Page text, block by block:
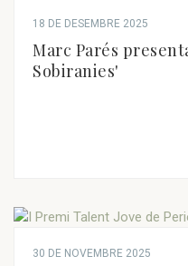
18 DE DESEMBRE 2025
Marc Parés
Sobiranies'
30 DE NOVEMBRE 2025